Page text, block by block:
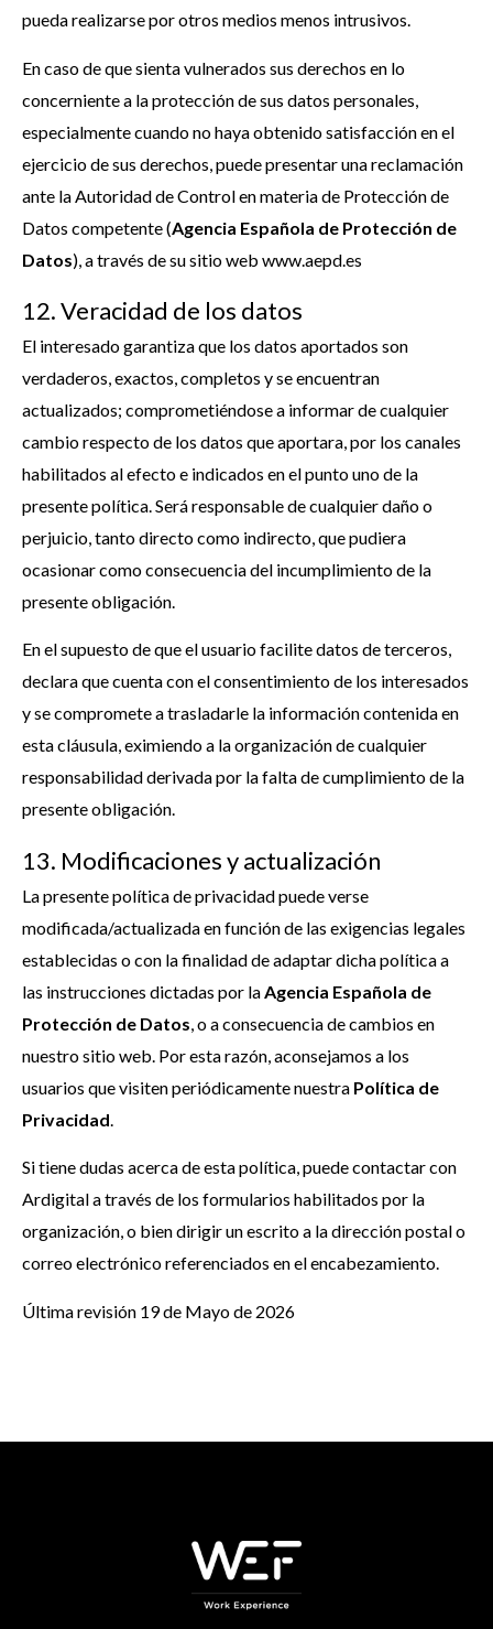
pueda realizarse por otros medios menos intrusivos.
En caso de que sienta vulnerados sus derechos en lo
concerniente a la protección de sus datos personales,
especialmente cuando no haya obtenido satisfacción en el
ejercicio de sus derechos, puede presentar una reclamación
ante la Autoridad de Control en materia de Protección de
Datos competente (Agencia Española de Protección de
Datos), a través de su sitio web www.aepd.es
12. Veracidad de los datos
El interesado garantiza que los datos aportados son
verdaderos, exactos, completos y se encuentran
actualizados; comprometiéndose a informar de cualquier
cambio respecto de los datos que aportara, por los canales
habilitados al efecto e indicados en el punto uno de la
presente política. Será responsable de cualquier daño o
perjuicio, tanto directo como indirecto, que pudiera
ocasionar como consecuencia del incumplimiento de la
presente obligación.
En el supuesto de que el usuario facilite datos de terceros,
declara que cuenta con el consentimiento de los interesados
y se compromete a trasladarle la información contenida en
esta cláusula, eximiendo a la organización de cualquier
responsabilidad derivada por la falta de cumplimiento de la
presente obligación.
13. Modificaciones y actualización
La presente política de privacidad puede verse
modificada/actualizada en función de las exigencias legales
establecidas o con la finalidad de adaptar dicha política a
las instrucciones dictadas por laAgencia Española de
Protección de Datos, o a consecuencia de cambios en
nuestro sitio web. Por esta razón, aconsejamos a los
usuarios que visiten periódicamente nuestra Política de
Privacidad.
Si tiene dudas acerca de esta política, puede contactar con
Ardigital a través de los formularios habilitados por la
organización, o bien dirigir un escrito a la dirección postal o
correo electrónico referenciados en el encabezamiento.
Última revisión 19 de Mayo de 2026